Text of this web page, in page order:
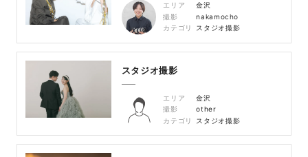
エリア
金沢
撮影
nakamocho
カテゴリ
スタジオ撮影
スタジオ撮影
エリア
金沢
撮影
other
カテゴリ
スタジオ撮影